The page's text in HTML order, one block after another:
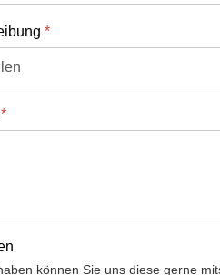
*
*
können Sie uns diese gerne